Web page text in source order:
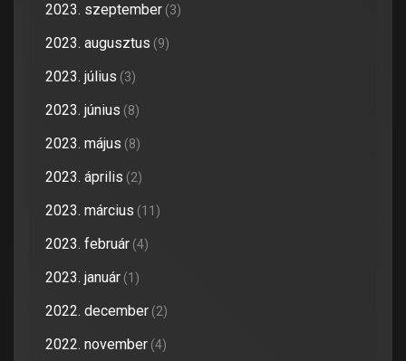
2023. szeptember (3)
2023. augusztus (9)
2023. július (3)
2023. június (8)
2023. május (8)
2023. április (2)
2023. március (11)
2023. február (4)
2023. január (1)
2022. december (2)
2022. november (4)